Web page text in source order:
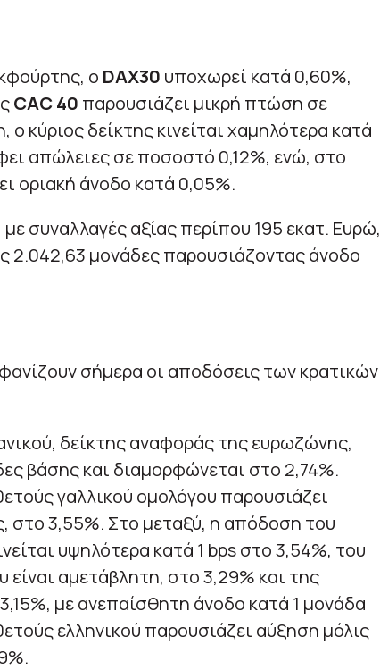
ο DAX30 υποχωρεί κατά 0,60%,
CAC 40 παρουσιάζει μικρή πτώση σε
κύριος δείκτης κινείται χαμηλότερα κατά
απώλειες σε ποσοστό 0,12%, ενώ, στο
οριακή άνοδο κατά 0,05%.
με συναλλαγές αξίας περίπου 195 εκατ. Ευρώ,
2.042,63 μονάδες παρουσιάζοντας άνοδο
σήμερα οι αποδόσεις των κρατικών
δείκτης αναφοράς της ευρωζώνης,
βάσης και διαμορφώνεται στο 2,74%.
γαλλικού ομολόγου παρουσιάζει
στο 3,55%. Στο μεταξύ, η απόδοση του
υψηλότερα κατά 1 bps στο 3,54%, του
είναι αμετάβλητη, στο 3,29% και της
με ανεπαίσθητη άνοδο κατά 1 μονάδα
ελληνικού παρουσιάζει αύξηση μόλις